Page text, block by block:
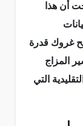
أن هذا
غروك قدرة
المزاج
التي